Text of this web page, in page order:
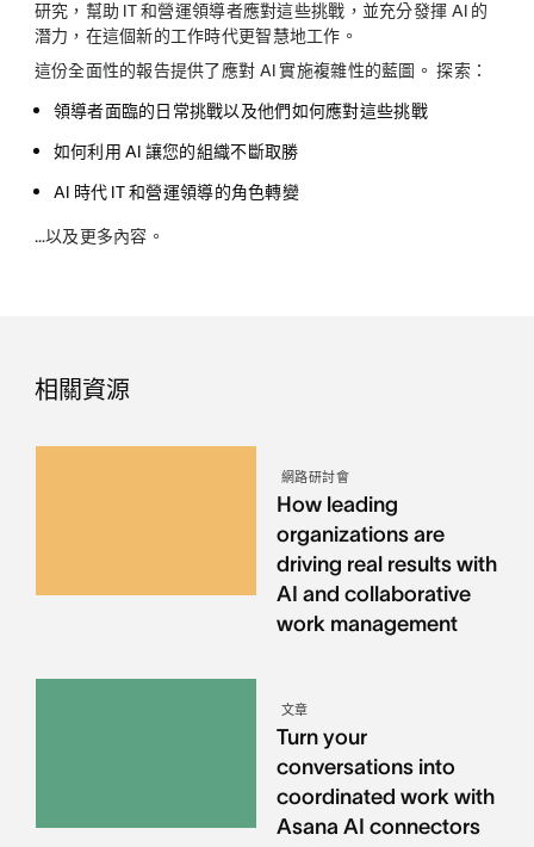
研究，幫助 IT 和營運領導者應對這些挑戰，並充分發揮 AI 的
潛力，在這個新的工作時代更智慧地工作。
這份全面性的報告提供了應對 AI 實施複雜性的藍圖。 探索：
領導者面臨的日常挑戰以及他們如何應對這些挑戰
如何利用 AI 讓您的組織不斷取勝
AI 時代 IT 和營運領導的角色轉變
…以及更多內容。
相關資源
網路研討會
How leading
organizations are
driving real results with
AI and collaborative
work management
文章
Turn your
conversations into
coordinated work with
Asana AI connectors